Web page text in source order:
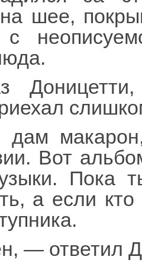
шее,
Вот
Пока
а если
— ответил